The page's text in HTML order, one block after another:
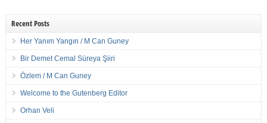
Recent Posts
Her Yanım Yangın / M Can Guney
Bir Demet Cemal Süreya Şiiri
Özlem / M Can Guney
Welcome to the Gutenberg Editor
Orhan Veli